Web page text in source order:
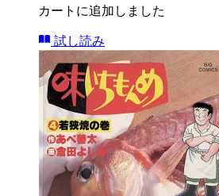
カートに追加しました
試し読み